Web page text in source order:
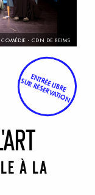
- CDN DE REIMS
ENTRÉE LIBRE
SUR RÉSERVATION
'art
À la